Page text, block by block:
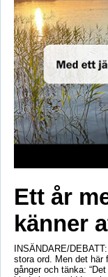
Ett år
känner
INSÄNDARE/
stora ord. Men det här
gånger och tänka: